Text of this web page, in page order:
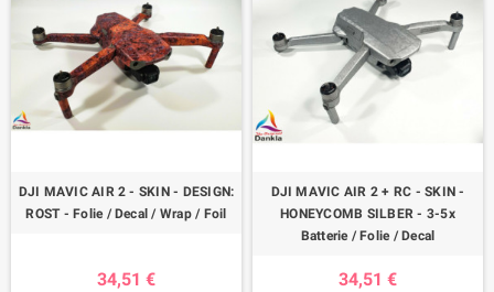
DJI MAVIC AIR 2 - SKIN - DESIGN:
ROST - Folie / Decal / Wrap / Foil
34,51 €
DJI MAVIC AIR 2 + RC - SKIN -
HONEYCOMB SILBER - 3-5x
Batterie / Folie / Decal
34,51 €